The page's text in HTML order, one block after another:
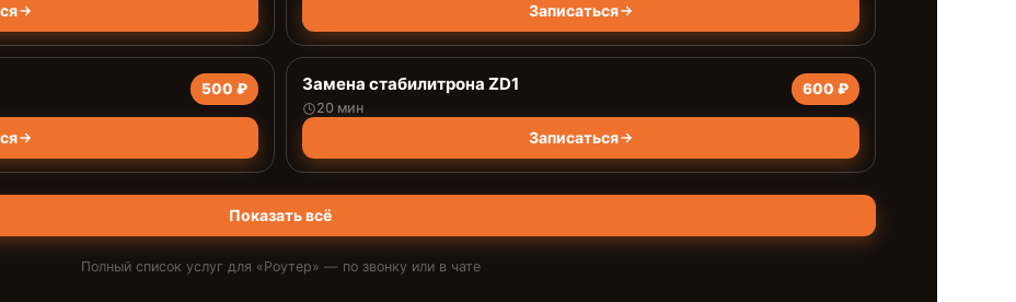
Записаться
500 ₽ Замена стабилитрона ZD1
20 мин
600 ₽
Записаться
Показать всё
Полный список услуг для «Роутер» — по звонку или в чате